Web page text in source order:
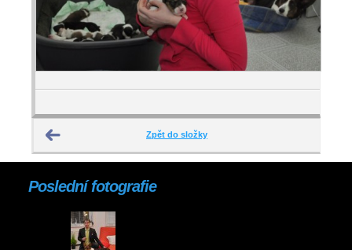
Zpět do složky
Poslední fotografie